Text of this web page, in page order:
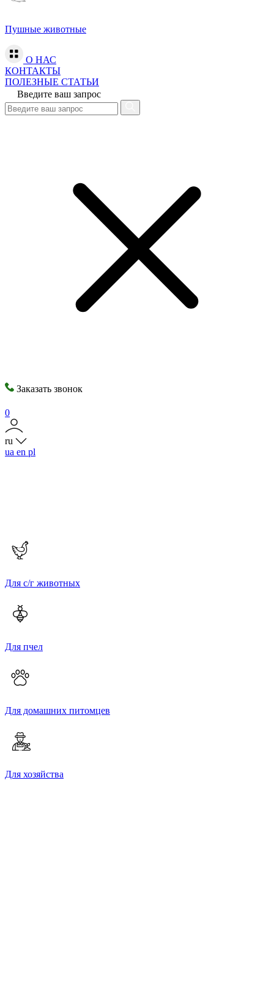
Пушные животные
О НАС
КОНТАКТЫ
ПОЛЕЗНЫЕ СТАТЬИ
Введите ваш запрос
Заказать звонок
0
ru
ua en pl
Для с/г животных
Для пчел
Для домашних питомцев
Для хозяйства